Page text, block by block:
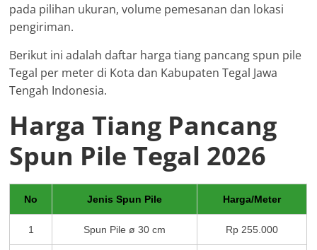
pada pilihan ukuran, volume pemesanan dan lokasi
pengiriman.
Berikut ini adalah daftar harga tiang pancang spun pile
Tegal per meter di Kota dan Kabupaten Tegal Jawa
Tengah Indonesia.
Harga Tiang Pancang
Spun Pile Tegal 2026
No Jenis Spun Pile Harga/Meter
1 Spun Pile ø 30 cm Rp 255.000